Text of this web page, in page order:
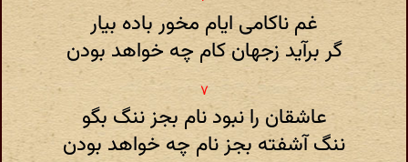
غم ناکامی ایام مخور باده بیار
گر برآید زجهان کام چه خواهد بودن
عاشقان را نبود نام بجز ننگ بگو
ننگ آشفته بجز نام چه خواهد بودن